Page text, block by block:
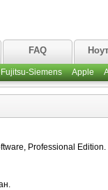
FAQ
Fujitsu-Siemens Apple
Professional Edition.